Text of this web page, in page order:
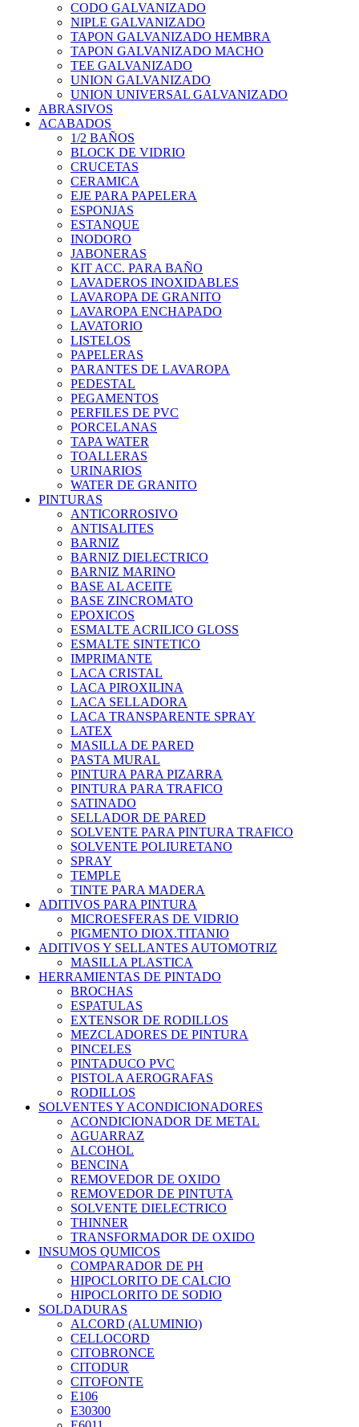
CODO GALVANIZADO
NIPLE GALVANIZADO
TAPON GALVANIZADO HEMBRA
TAPON GALVANIZADO MACHO
TEE GALVANIZADO
UNION GALVANIZADO
UNION UNIVERSAL GALVANIZADO
ABRASIVOS
ACABADOS
1/2 BAÑOS
BLOCK DE VIDRIO
CRUCETAS
CERAMICA
EJE PARA PAPELERA
ESPONJAS
ESTANQUE
INODORO
JABONERAS
KIT ACC. PARA BAÑO
LAVADEROS INOXIDABLES
LAVAROPA DE GRANITO
LAVAROPA ENCHAPADO
LAVATORIO
LISTELOS
PAPELERAS
PARANTES DE LAVAROPA
PEDESTAL
PEGAMENTOS
PERFILES DE PVC
PORCELANAS
TAPA WATER
TOALLERAS
URINARIOS
WATER DE GRANITO
PINTURAS
ANTICORROSIVO
ANTISALITES
BARNIZ
BARNIZ DIELECTRICO
BARNIZ MARINO
BASE AL ACEITE
BASE ZINCROMATO
EPOXICOS
ESMALTE ACRILICO GLOSS
ESMALTE SINTETICO
IMPRIMANTE
LACA CRISTAL
LACA PIROXILINA
LACA SELLADORA
LACA TRANSPARENTE SPRAY
LATEX
MASILLA DE PARED
PASTA MURAL
PINTURA PARA PIZARRA
PINTURA PARA TRAFICO
SATINADO
SELLADOR DE PARED
SOLVENTE PARA PINTURA TRAFICO
SOLVENTE POLIURETANO
SPRAY
TEMPLE
TINTE PARA MADERA
ADITIVOS PARA PINTURA
MICROESFERAS DE VIDRIO
PIGMENTO DIOX.TITANIO
ADITIVOS Y SELLANTES AUTOMOTRIZ
MASILLA PLASTICA
HERRAMIENTAS DE PINTADO
BROCHAS
ESPATULAS
EXTENSOR DE RODILLOS
MEZCLADORES DE PINTURA
PINCELES
PINTADUCO PVC
PISTOLA AEROGRAFAS
RODILLOS
SOLVENTES Y ACONDICIONADORES
ACONDICIONADOR DE METAL
AGUARRAZ
ALCOHOL
BENCINA
REMOVEDOR DE OXIDO
REMOVEDOR DE PINTUTA
SOLVENTE DIELECTRICO
THINNER
TRANSFORMADOR DE OXIDO
INSUMOS QUMICOS
COMPARADOR DE PH
HIPOCLORITO DE CALCIO
HIPOCLORITO DE SODIO
SOLDADURAS
ALCORD (ALUMINIO)
CELLOCORD
CITOBRONCE
CITODUR
CITOFONTE
E106
E30300